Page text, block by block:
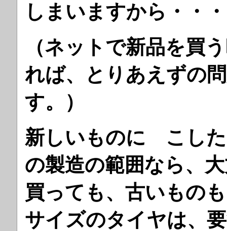
しまいますから・・
（ネットで新品を買
れば、とりあえずの
す。）
新しいものに こし
の製造の範囲なら、
買っても、古いもの
サイズのタイヤは、